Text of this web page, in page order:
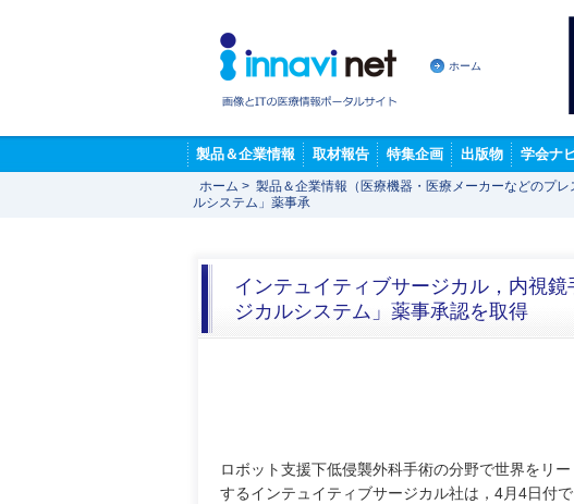
ホーム
製品＆企業情報 取材報告 特集企画 出版物 学会ナ
ホーム > 製品＆企業情報（医療機器・医療メーカーなどのプレ
ルシステム」薬事承
インテュイティブサージカル，内視
ジカルシステム」薬事承認を取得
ロボット支援下低侵襲外科手術の分野で世界をリー
するインテュイティブサージカル社は，4月4日付で